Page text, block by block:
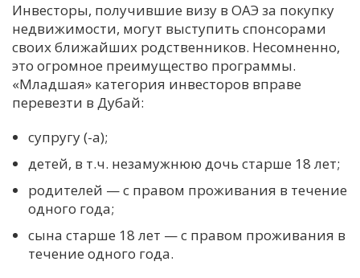
Инвесторы, получившие визу в ОАЭ за покупку
недвижимости, могут выступить спонсорами
своих ближайших родственников. Несомненно,
это огромное преимущество программы.
«Младшая» категория инвесторов вправе
перевезти в Дубай:
супругу (-а);
детей, в т.ч. незамужнюю дочь старше 18 лет;
родителей — с правом проживания в течение
одного года;
сына старше 18 лет — с правом проживания в
течение одного года.